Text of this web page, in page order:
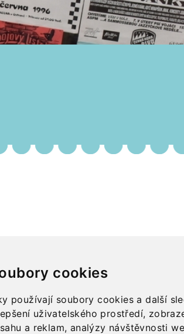
cookies
používají soubory cookies a další
uživatelského prostředí,
a reklam, analýzy návštěvnosti